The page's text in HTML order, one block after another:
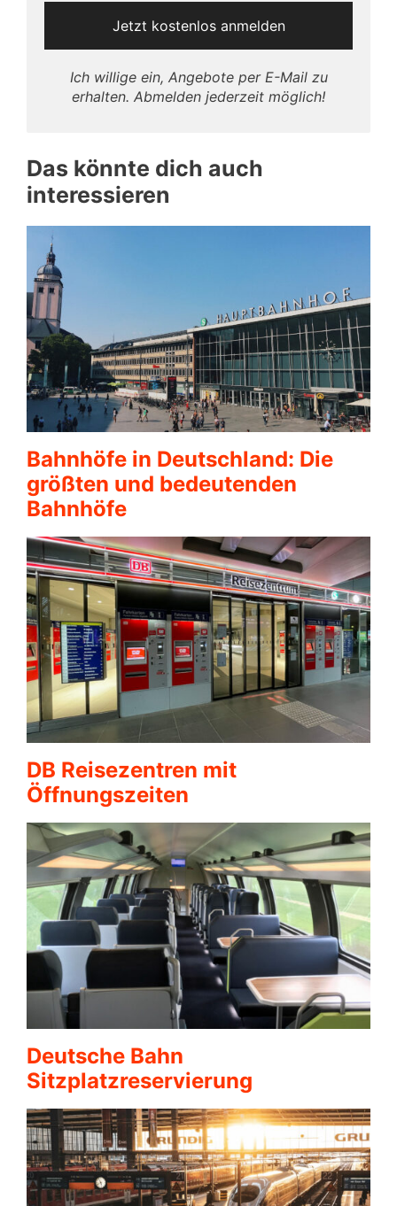
Ich willige ein, Angebote per E-Mail zu
erhalten. Abmelden jederzeit möglich!
Das könnte dich auch
interessieren
Bahnhöfe in Deutschland: Die
größten und bedeutenden
Bahnhöfe
DB Reisezentren mit
Öffnungszeiten
Deutsche Bahn
Sitzplatzreservierung